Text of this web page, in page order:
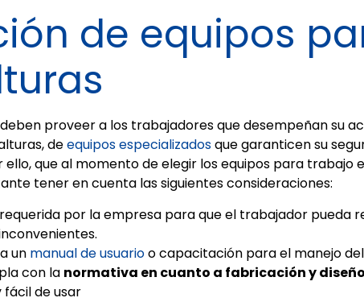
de equipos
proveer a los trabajadores que desempeñan su
deequipos especializadosque garanticen su
ello, que al momento de elegir los equipos para trabajo
tener en cuenta las siguientes consideraciones:
por la empresa para que el trabajador pueda
un manual de usuarioo capacitación para el manejo
con la normativa en cuanto a fabricación y diseño
fácil de usar